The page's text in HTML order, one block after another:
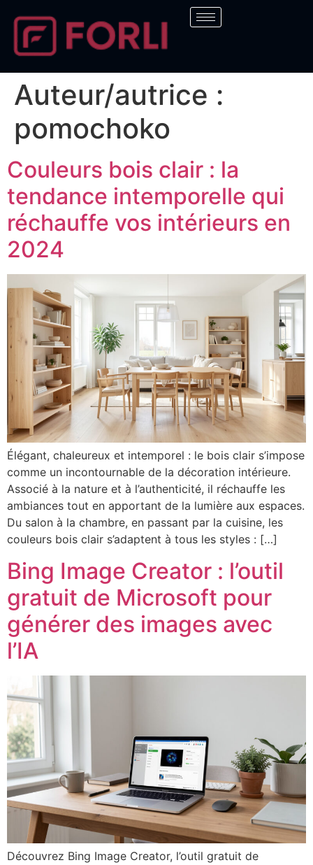
Auteur/autrice :
pomochoko
Couleurs bois clair : la
tendance intemporelle qui
réchauffe vos intérieurs en
2024
Élégant, chaleureux et intemporel : le bois clair s’impose
comme un incontournable de la décoration intérieure.
Associé à la nature et à l’authenticité, il réchauffe les
ambiances tout en apportant de la lumière aux espaces.
Du salon à la chambre, en passant par la cuisine, les
couleurs bois clair s’adaptent à tous les styles : […]
Bing Image Creator : l’outil
gratuit de Microsoft pour
générer des images avec
l’IA
Découvrez Bing Image Creator, l’outil gratuit de